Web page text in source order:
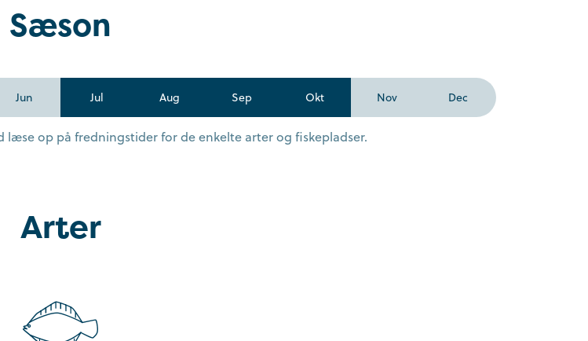
Sæson
Jun Jul Aug Sep Okt Nov Dec
op på fredningstider for de enkelte arter og fiskepladser.
Arter